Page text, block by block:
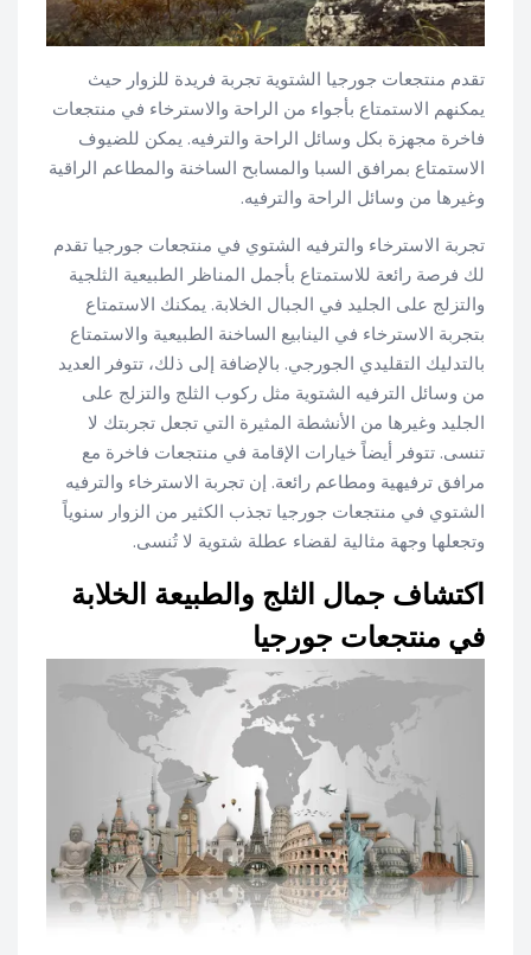
تقدم منتجعات جورجيا الشتوية تجربة فريدة للزوار حيث
يمكنهم الاستمتاع بأجواء من الراحة والاسترخاء في منتجعات
فاخرة مجهزة بكل وسائل الراحة والترفيه. يمكن للضيوف
الاستمتاع بمرافق السبا والمسابح الساخنة والمطاعم الراقية
وغيرها من وسائل الراحة والترفيه.
تجربة الاسترخاء والترفيه الشتوي في منتجعات جورجيا تقدم
لك فرصة رائعة للاستمتاع بأجمل المناظر الطبيعية الثلجية
والتزلج على الجليد في الجبال الخلابة. يمكنك الاستمتاع
بتجربة الاسترخاء في الينابيع الساخنة الطبيعية والاستمتاع
بالتدليك التقليدي الجورجي. بالإضافة إلى ذلك، تتوفر العديد
من وسائل الترفيه الشتوية مثل ركوب الثلج والتزلج على
الجليد وغيرها من الأنشطة المثيرة التي تجعل تجربتك لا
تنسى. تتوفر أيضاً خيارات الإقامة في منتجعات فاخرة مع
مرافق ترفيهية ومطاعم رائعة. إن تجربة الاسترخاء والترفيه
الشتوي في منتجعات جورجيا تجذب الكثير من الزوار سنوياً
وتجعلها وجهة مثالية لقضاء عطلة شتوية لا تُنسى.
اكتشاف جمال الثلج والطبيعة الخلابة
في منتجعات جورجيا